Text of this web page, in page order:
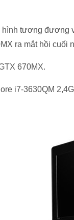
hình tương đương
ra mắt hồi
670MX.
i7-3630QM